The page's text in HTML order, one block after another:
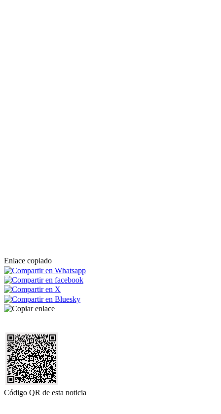
Enlace copiado
Código QR de esta noticia